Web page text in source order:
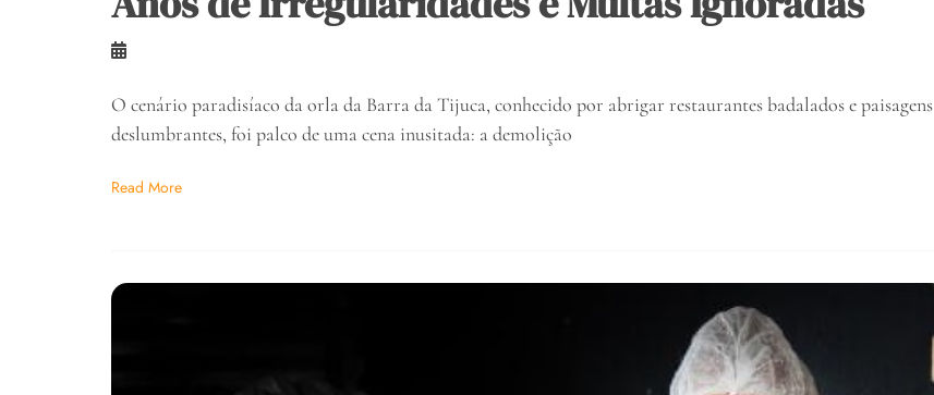
O cenário paradisíaco da orla da Barra da Tijuca, conhecido por abrigar restaurantes badalados e paisagens
deslumbrantes, foi palco de uma cena inusitada: a demolição
Read More